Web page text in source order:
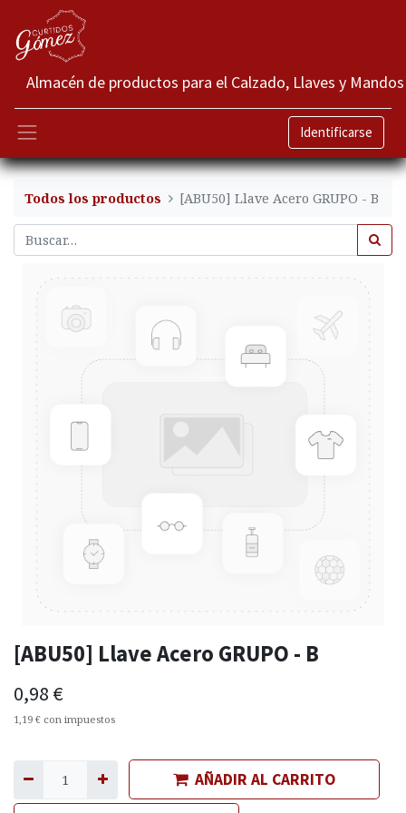
Almacén de productos para el Calzado, Llaves y Mandos
Identificarse
Todos los productos [ABU50] Llave Acero GRUPO - B
[ABU50] Llave Acero GRUPO - B
0,98 €
1,19 € con impuestos
AÑADIR AL CARRITO